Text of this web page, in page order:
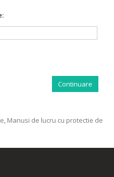
Continuare
, Manusi de lucru cu protectie de